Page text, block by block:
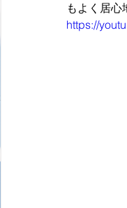
企業・組織もよく居心
https://